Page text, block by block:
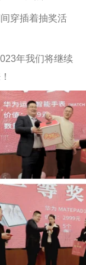
穿插着抽奖活
年我们将继续